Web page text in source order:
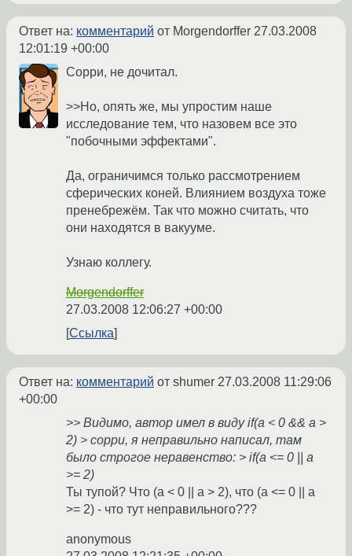
Ответ на: комментарий от Morgendorffer 27.03.2008
12:01:19 +00:00
Сорри, не дочитал.
>>Но, опять же, мы упростим наше
исследование тем, что назовем все это
"побочными эффектами".
Да, ограничимся только рассмотрением
сферических коней. Влиянием воздуха тоже
пренебрежём. Так что можно считать, что
они находятся в вакууме.
Узнаю коллегу.
Morgendorffer
27.03.2008 12:06:27 +00:00
Ссылка
Ответ на: комментарий от shumer 27.03.2008 11:29:06
+00:00
>> Видимо, автор имел в виду if(a < 0 && a >
2) > сорри, я неправильно написал, там
было строгое неравенство: > if(a <= 0 || a
>= 2)
Ты тупой? Что (a < 0 || a > 2), что (a <= 0 || a
>= 2) - что тут неправильного???
anonymous